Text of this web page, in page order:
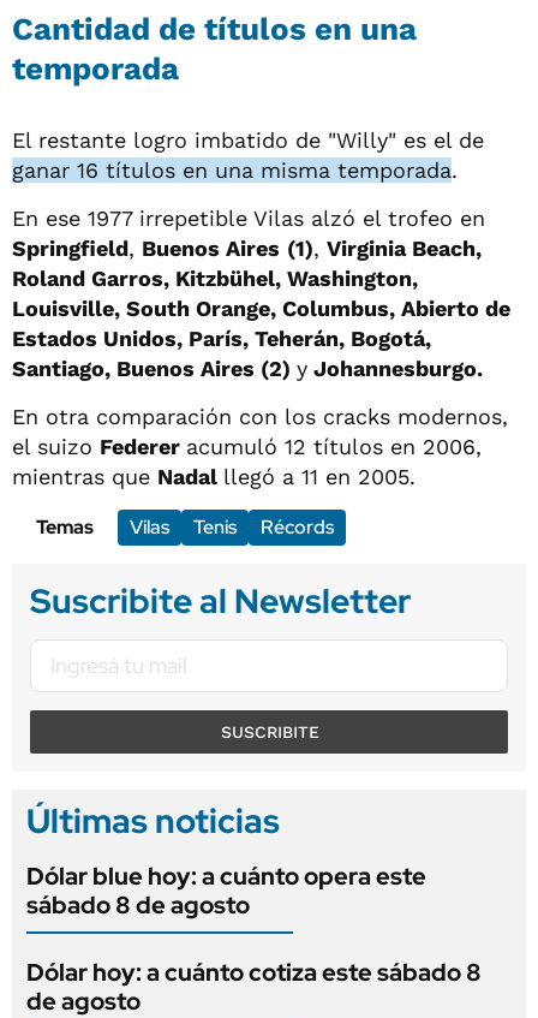
Cantidad de títulos en una
temporada
El restante logro imbatido de "Willy" es el de
ganar 16 títulos en una misma temporada.
En ese 1977 irrepetible Vilas alzó el trofeo en
Springfield, Buenos Aires (1), Virginia Beach,
Roland Garros, Kitzbühel, Washington,
Louisville, South Orange, Columbus, Abierto de
Estados Unidos, París, Teherán, Bogotá,
Santiago, Buenos Aires (2) y Johannesburgo.
En otra comparación con los cracks modernos,
el suizo Federer acumuló 12 títulos en 2006,
mientras que Nadal llegó a 11 en 2005.
Temas
Vilas Tenis Récords
Suscribite al Newsletter
SUSCRIBITE
Últimas noticias
Dólar blue hoy: a cuánto opera este
sábado 8 de agosto
Dólar hoy: a cuánto cotiza este sábado 8
de agosto